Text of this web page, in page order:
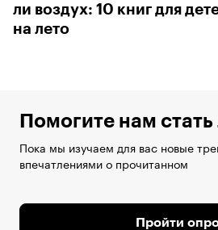
ли воздух: 10 книг для
на лето
Помогите нам
Пока мы изучаем для вас новые
впечатлениями о прочитанном
Пройти